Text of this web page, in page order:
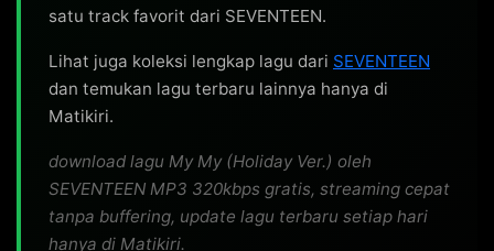
satu track favorit dari SEVENTEEN.
Lihat juga koleksi lengkap lagu dari SEVENTEEN
dan temukan lagu terbaru lainnya hanya di
Matikiri.
download lagu My My (Holiday Ver.) oleh
SEVENTEEN MP3 320kbps gratis, streaming cepat
tanpa buffering, update lagu terbaru setiap hari
hanya di Matikiri.